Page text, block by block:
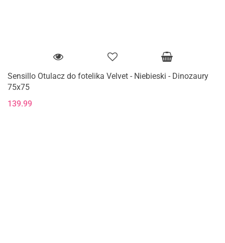
Sensillo Otulacz do fotelika Velvet - Niebieski - Dinozaury
75x75
139.99